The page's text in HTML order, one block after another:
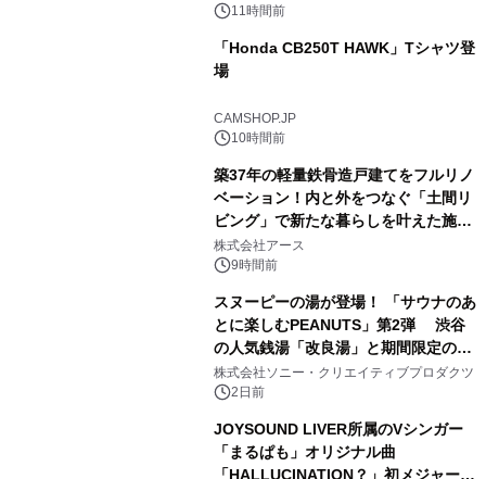
スの2施設で
11時間前
「Honda CB250T HAWK」Tシャツ登
場
CAMSHOP.JP
10時間前
築37年の軽量鉄骨造戸建てをフルリノ
ベーション！内と外をつなぐ「土間リ
ビング」で新たな暮らしを叶えた施工
事例を株式会社アースが公開
株式会社アース
9時間前
スヌーピーの湯が登場！ 「サウナのあ
とに楽しむPEANUTS」第2弾 渋谷
の人気銭湯「改良湯」と期間限定のコ
ラボレーション サウナイキタイコラ
ボグッズも発売決定！
株式会社ソニー・クリエイティブプロダクツ
2日前
JOYSOUND LIVER所属のVシンガー
「まるぱも」オリジナル曲
「HALLUCINATION？」初メジャー配